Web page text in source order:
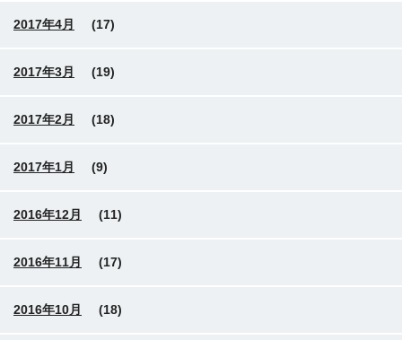
2017年4月 (17)
2017年3月 (19)
2017年2月 (18)
2017年1月 (9)
2016年12月 (11)
2016年11月 (17)
2016年10月 (18)